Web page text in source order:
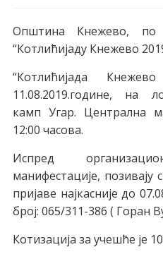
Општина Кнежево, по
“Котлићијаду Кнежево
“Котлићијада
11.08.2019.године, на
камп Угар. Централна
12:00 часова.
Испред
манифестације, позивају
пријаве најкасније до
број: 065/311-386 ( Горан
Котизација за учешће је